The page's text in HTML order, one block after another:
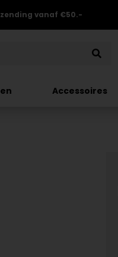
vanaf €50.-
Accessoires